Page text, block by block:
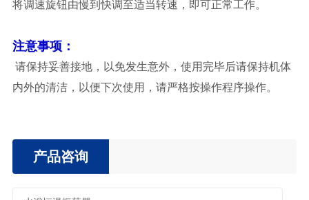
将调速旋钮由慢到快调至适当转速，即可正常工作。
注意事项：
请保持妥善接地，以免发生意外，使用完毕后请保持机体
内外的清洁，以便下次使用，请严格按操作程序操作。
产品咨询